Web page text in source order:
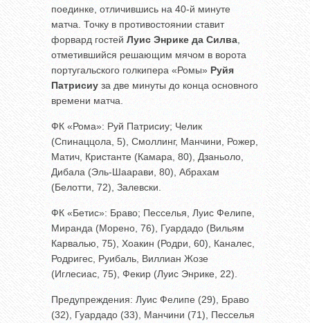
поединке, отличившись на 40-й минуте
матча. Точку в противостоянии ставит
форвард гостей Луис Энрике да Силва
отметившийся решающим мячом в ворота
португальского голкипера «Ромы» Руйя
Патрисиу за две минуты до конца основного
времени матча.
ФК «Рома»: Руй Патрисиу; Челик
(Спинаццола, 5), Смоллинг, Манчини, Рожер,
Матич, Кристанте (Камара, 80), Дзаньоло,
Дибала (Эль-Шаарави, 80), Абрахам
(Белотти, 72), Залевски.
ФК «Бетис»: Браво; Песселья, Луис Фелипе,
Миранда (Морено, 76), Гуардадо (Вильям
Карвалью, 75), Хоакин (Родри, 60), Каналес,
Родригес, Руибаль, Виллиан Жозе
(Иглесиас, 75), Фекир (Луис Энрике, 22).
Предупреждения: Луис Фелипе (29), Браво
(32), Гуардадо (33), Манчини (71), Песселья